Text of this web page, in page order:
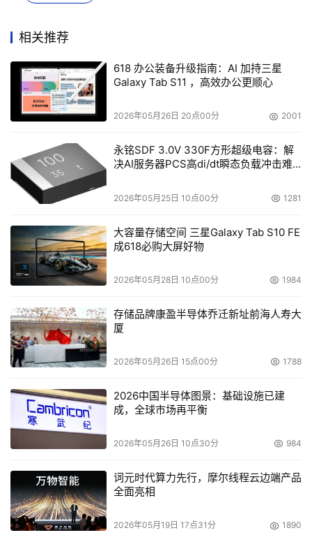
【具体的规则与困境】
GxP规范对于计算机化系统的具体要求可以参考GxP规范的
权威实践指南GAMP 5（《良好自动化生产实践指南》简称
GAMP，最新版为第5版）以及“《药品生产质量管理规范》
该规范对于医药行业构建计算机化系统的要求非常严格。
举个例子，按照GAMP 5的定义，医药行业中凡是使用代码
类软件编程定制过程，有个很夸张的要求。那就是编程开发
所用的电脑要始终在摄像头的监控之下，而且编程电脑始终
不能移出办公室，就算是电脑坏了也只能在摄像头下维修。
计算机化系统需要遵守的规则还有很多，再举2个例子。
GxP规范对计算机化于身份认证要求非常严格。它要求计算
机化系统所有关键操作步骤都要二次认证。（参见《药品生
产质量管理规范》附录一 计算机化系统，第15条①）计算
机化系统是需要跟管理相协调的，不仅仅是需要系统具备这
些功能，也需要管理上有相应的配合。对于计算机化系统密
药企泄露自己密码，如同《三体》小说里泄露了自己的坐
标，你在该企业的职业生涯会立刻终结。
相关推荐
618 办公装备升级指南：AI 加持三星
Galaxy Tab S11 ，高效办公更顺心
2026年05月26日 20点00分 2001
永铭SDF 3.0V 330F方形超级电容：解
决AI服务器PCS高di/dt瞬态负载冲击难
2026年05月25日 10点00分 1281
大容量存储空间 三星Galaxy Tab S10 FE
成618必购大屏好物
2026年05月28日 10点00分 1984
存储品牌康盈半导体乔迁新址前海人寿大
厦
2026年05月26日 15点00分 1788
2026中国半导体图景：基础设施已建
成，全球市场再平衡
2026年05月26日 10点30分 984
词元时代算力先行，摩尔线程云边端产品
全面亮相
2026年05月19日 17点31分 1890